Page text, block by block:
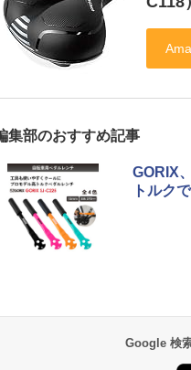
集部のおすすめ記事
GORIX
トルク
Google 検